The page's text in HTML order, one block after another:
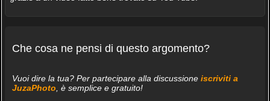
Che cosa ne pensi di questo argomento?
Vuoi dire la tua? Per partecipare alla discussione iscriviti a
JuzaPhoto , è semplice e gratuito!